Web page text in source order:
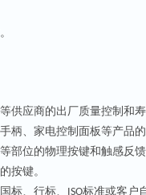
供应商的出厂质量控制和寿
柄、家电控制面板等产品的
部位的物理按键和触感反馈
按键。
标、行标、 ISO标准或客户